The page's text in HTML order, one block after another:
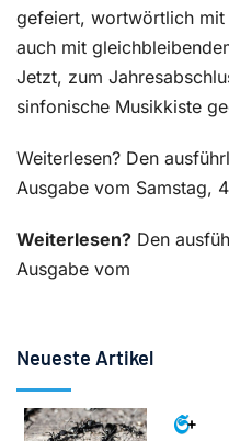
gefeiert, wortwörtlich mit
auch mit
Jetzt, zum
sinfonische Musikkiste
Weiterlesen? Den
Ausgabe vom Samstag,
Weiterlesen? Den
Ausgabe vom
Neueste Artikel